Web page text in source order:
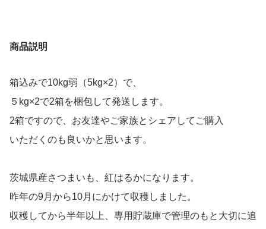
商品説明
箱込みで10kg弱（5kg×2）で、
５kg×2で2箱を梱包して発送します。
2箱ですので、お友達やご家族とシェアしてご購入
いただくのも良いかと思います。
茨城県産さつまいも、紅はるかになります。
昨年の9月から10月にかけて収穫しました。
収穫してから半年以上、専用貯蔵庫で管理のもと大切に追